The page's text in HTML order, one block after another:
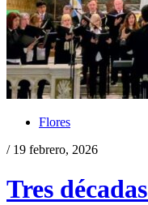
Flores
/ 19 febrero, 2026
Tres